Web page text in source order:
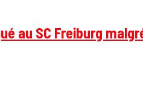
au SC Freiburg